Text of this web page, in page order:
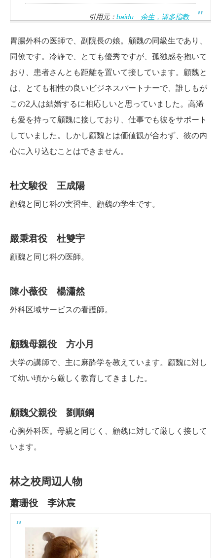
引用元： baidu 余生，请多指教
胃腸外科の医師で、副院長の娘。顧魏の同級生であり、
同僚です。冷静で、とても優秀ですが、孤独感を抱いて
おり、患者さんとも距離を置いて接しています。顧魏と
は、とても相性の良いビジネスパートナーで、誰しもが
この2人は結婚するに相応しいと思っていました。高浠
も愛を持って顧魏に接しており、仕事でも彼をサポート
していました。しかし顧魏とは価値観が合わず、彼の内
心に入り込むことはできません。
杜文駿役 王成陽
顧魏と同じ科の実習生。顧魏の学生です。
嚴秉君役 杜雙宇
顧魏と同じ科の医師。
陳小薇役 楊瀟然
外科区域サービスの看護師。
顧魏母親役 方小月
大学の講師で、主に麻酔学を教えています。顧魏に対し
て幼い頃から厳しく教育してきました。
顧魏父親役 劉順鋼
心胸外科医。母親と同じく、顧魏に対して厳しく接して
います。
林之校周辺人物
蕭珊役 李沐宸